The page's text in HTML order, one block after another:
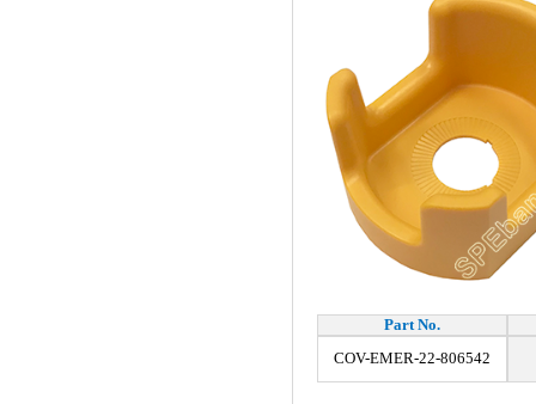
Part No.
COV-EMER-22-806542